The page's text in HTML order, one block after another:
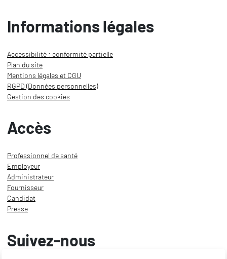
Informations légales
Accessibilité : conformité partielle
Plan du site
Mentions légales et CGU
RGPD (Données personnelles)
Gestion des cookies
Accès
Professionnel de santé
Employeur
Administrateur
Fournisseur
Candidat
Presse
Suivez-nous